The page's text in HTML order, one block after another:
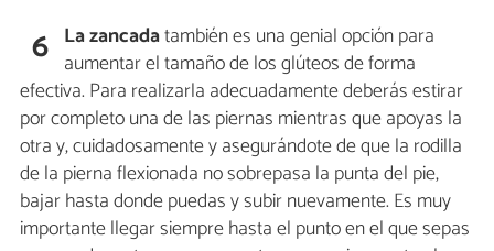
6 La zancadatambién es una genial opción para
aumentar el tamaño de los glúteos de forma
efectiva. Para realizarla adecuadamente deberás estirar
por completo una de las piernas mientras que apoyas la
otra y, cuidadosamente y asegurándote de que la rodilla
de la pierna flexionada no sobrepasa la punta del pie,
bajar hasta donde puedas y subir nuevamente. Es muy
importante llegar siempre hasta el punto en el que sepas